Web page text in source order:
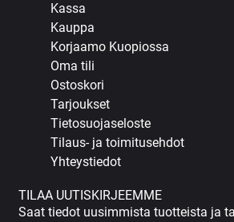
Kassa
Kauppa
Korjaamo Kuopiossa
Oma tili
Ostoskori
Tarjoukset
Tietosuojaseloste
Tilaus- ja toimitusehdot
Yhteystiedot
TILAA UUTISKIRJEEMME
Saat tiedot uusimmista tuotteista ja